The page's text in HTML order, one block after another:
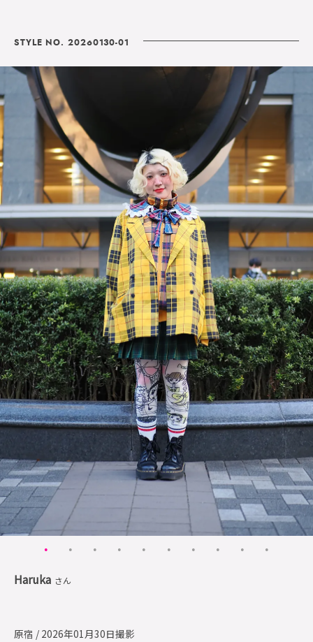
STYLE NO. 20260130-01
Haruka さん
原宿 / 2026年01月30日撮影